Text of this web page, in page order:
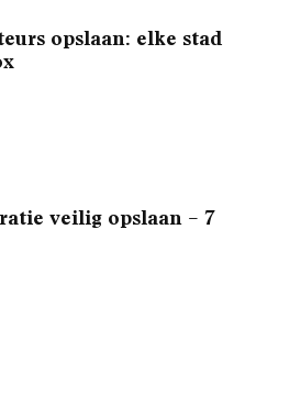
opslaan: elke stad
veilig opslaan – 7